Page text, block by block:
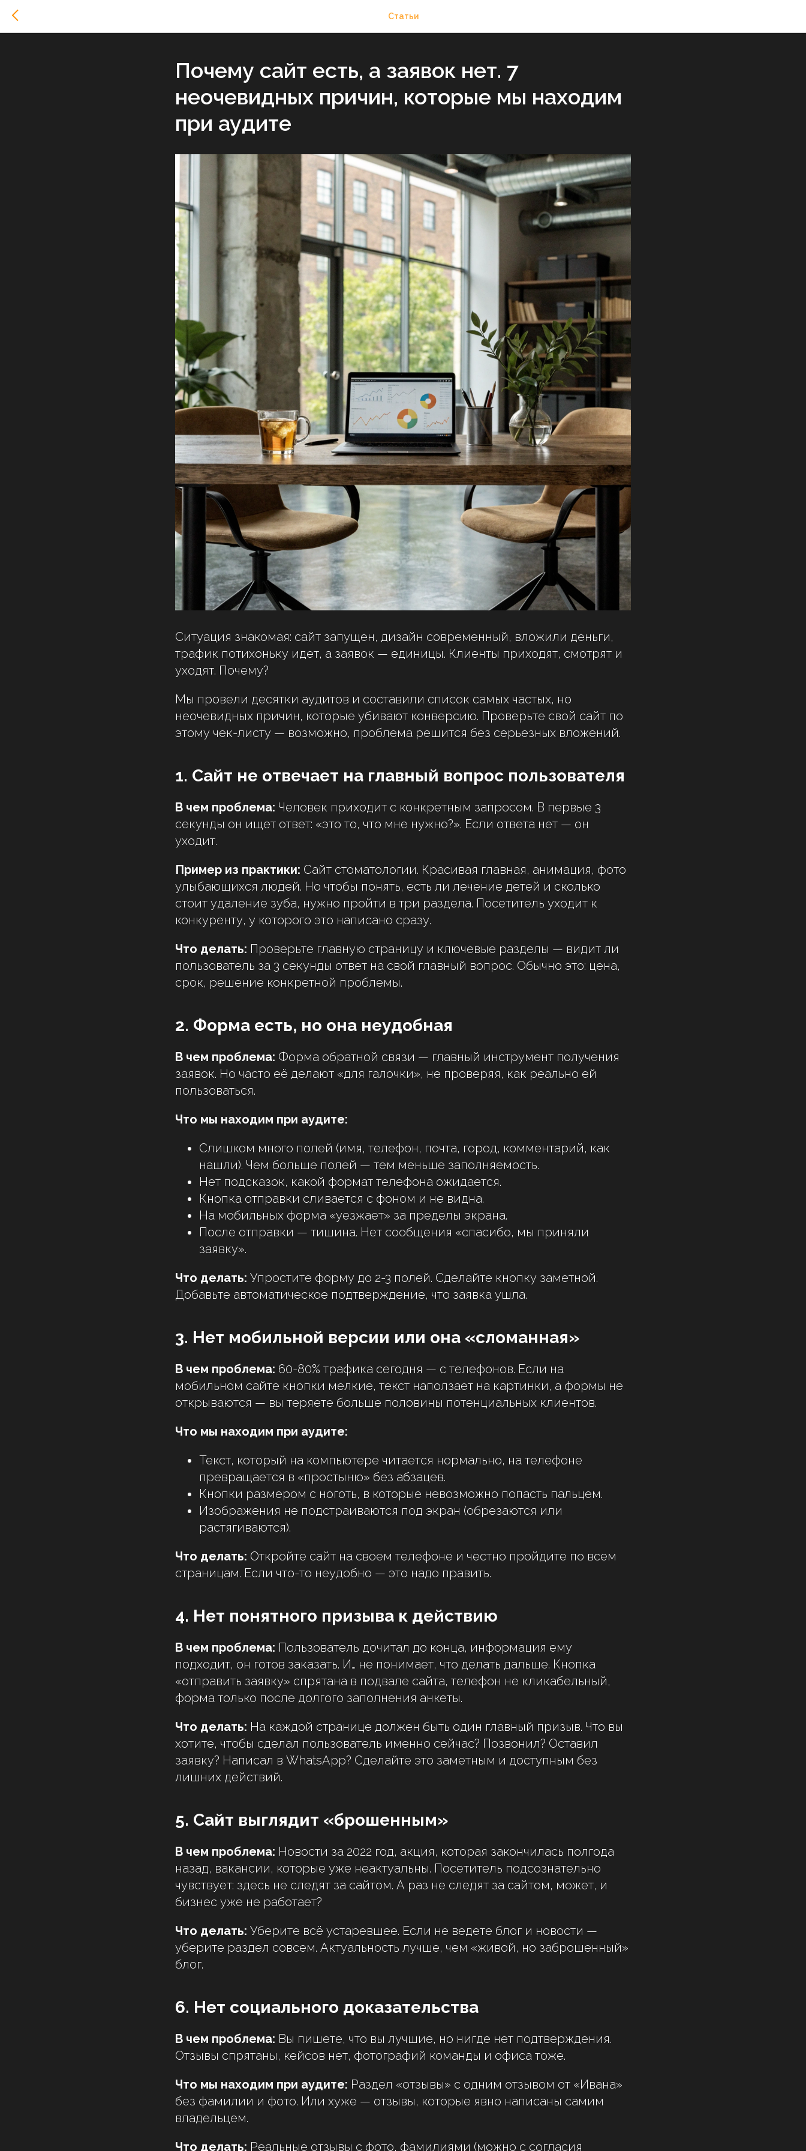
Статьи
Почему сайт есть, а заявок нет. 7
неочевидных причин, которые мы находим
при аудите
Ситуация знакомая: сайт запущен, дизайн современный, вложили деньги,
трафик потихоньку идет, а заявок — единицы. Клиенты приходят, смотрят и
уходят. Почему?
Мы провели десятки аудитов и составили список самых частых, но
неочевидных причин, которые убивают конверсию. Проверьте свой сайт по
этому чек-листу — возможно, проблема решится без серьезных вложений.
1. Сайт не отвечает на главный вопрос пользователя
В чем проблема: Человек приходит с конкретным запросом. В первые 3
секунды он ищет ответ: «это то, что мне нужно?». Если ответа нет — он
уходит.
Пример из практики: Сайт стоматологии. Красивая главная, анимация, фото
улыбающихся людей. Но чтобы понять, есть ли лечение детей и сколько
стоит удаление зуба, нужно пройти в три раздела. Посетитель уходит к
конкуренту, у которого это написано сразу.
Что делать: Проверьте главную страницу и ключевые разделы — видит ли
пользователь за 3 секунды ответ на свой главный вопрос. Обычно это: цена,
срок, решение конкретной проблемы.
2. Форма есть, но она неудобная
В чем проблема: Форма обратной связи — главный инструмент получения
заявок. Но часто её делают «для галочки», не проверяя, как реально ей
пользоваться.
Что мы находим при аудите:
Слишком много полей (имя, телефон, почта, город, комментарий, как
нашли). Чем больше полей — тем меньше заполняемость.
Нет подсказок, какой формат телефона ожидается.
Кнопка отправки сливается с фоном и не видна.
На мобильных форма «уезжает» за пределы экрана.
После отправки — тишина. Нет сообщения «спасибо, мы приняли
заявку».
Что делать: Упростите форму до 2-3 полей. Сделайте кнопку заметной.
Добавьте автоматическое подтверждение, что заявка ушла.
3. Нет мобильной версии или она «сломанная»
В чем проблема: 60-80% трафика сегодня — с телефонов. Если на
мобильном сайте кнопки мелкие, текст наползает на картинки, а формы не
открываются — вы теряете больше половины потенциальных клиентов.
Что мы находим при аудите:
Текст, который на компьютере читается нормально, на телефоне
превращается в «простыню» без абзацев.
Кнопки размером с ноготь, в которые невозможно попасть пальцем.
Изображения не подстраиваются под экран (обрезаются или
растягиваются).
Что делать: Откройте сайт на своем телефоне и честно пройдите по всем
страницам. Если что-то неудобно — это надо править.
4. Нет понятного призыва к действию
В чем проблема: Пользователь дочитал до конца, информация ему
подходит, он готов заказать. И… не понимает, что делать дальше. Кнопка
«отправить заявку» спрятана в подвале сайта, телефон не кликабельный,
форма только после долгого заполнения анкеты.
Что делать: На каждой странице должен быть один главный призыв. Что вы
хотите, чтобы сделал пользователь именно сейчас? Позвонил? Оставил
заявку? Написал в WhatsApp? Сделайте это заметным и доступным без
лишних действий.
5. Сайт выглядит «брошенным»
В чем проблема: Новости за 2022 год, акция, которая закончилась полгода
назад, вакансии, которые уже неактуальны. Посетитель подсознательно
чувствует: здесь не следят за сайтом. А раз не следят за сайтом, может, и
бизнес уже не работает?
Что делать: Уберите всё устаревшее. Если не ведете блог и новости —
уберите раздел совсем. Актуальность лучше, чем «живой, но заброшенный»
блог.
6. Нет социального доказательства
В чем проблема: Вы пишете, что вы лучшие, но нигде нет подтверждения.
Отзывы спрятаны, кейсов нет, фотографий команды и офиса тоже.
Что мы находим при аудите: Раздел «отзывы» с одним отзывом от «Ивана»
без фамилии и фото. Или хуже — отзывы, которые явно написаны самим
владельцем.
Что делать: Реальные отзывы с фото, фамилиями (можно с согласия